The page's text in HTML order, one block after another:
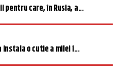
pentru care, în Rusia, a...
o cutie a milei î...